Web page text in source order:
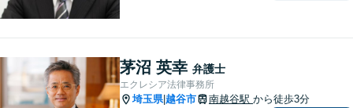
近なお困りごとはお気軽にご
相談ください。
茅沼 英幸 弁護士
エクレシア法律事務所
埼玉県|越谷市 南越谷駅 から徒歩3分